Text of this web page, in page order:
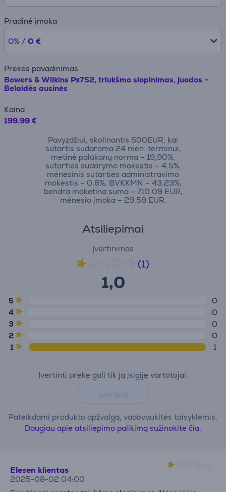
Pradinė įmoka
0% / 0 €
Prekės pavadinimas
Bowers & Wilkins Px7S2, triukšmo slopinimas, juodos -
Belaidės ausinės
Kaina
199.99 €
Pavyzdžiui, skolinantis 500EUR, kai
sutartis sudaroma 24 mėn. terminui,
metinė palūkanų norma – 19,90%,
sutarties sudarymo mokestis – 4.5%,
mėnesinis sutarties administravimo
mokestis – 0.6%, BVKKMN – 43.23%,
bendra mokėtina suma – 710.09 EUR,
mėnesio įmoka – 29.59 EUR.
Atsiliepimai
Įvertinimas
(1)
1,0
5
0
4
0
3
0
2
0
1
1
Įvertinti prekę gali tik ją įsigiję vartotojai.
Pateikdami produkto apžvalgą, vadovaukitės taisyklėmis.
Daugiau apie atsiliepimo palikimą sužinokite čia.
Elesen klientas
2025-08-02 04:00